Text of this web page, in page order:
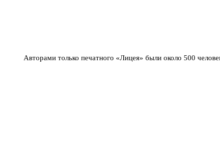
Авторами только печатного «Лицея» были около 500